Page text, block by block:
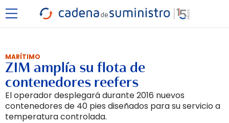
MARÍTIMO
ZIM amplía su flota de
contenedores reefers
El operador desplegará durante 2016 nuevos
contenedores de 40 pies diseñados para su servicio a
temperatura controlada.